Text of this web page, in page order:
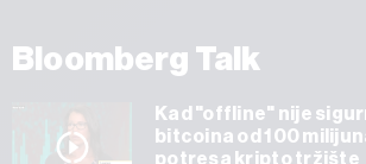
Bloomberg Talk
Kad "offline" nije
bitcoina od 100
potresa kripto tržište